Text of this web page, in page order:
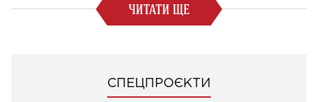
ЧИТАТИ ЩЕ
СПЕЦПРОЄКТИ